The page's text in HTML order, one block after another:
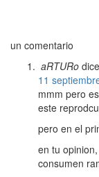
un comentario
aRTURo
11
mmm pero
este
pero en el
en tu
consumen